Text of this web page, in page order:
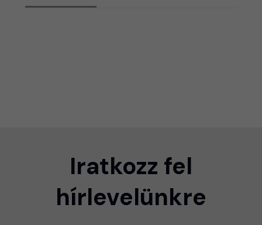
Iratkozz fel
hírlevelünkre